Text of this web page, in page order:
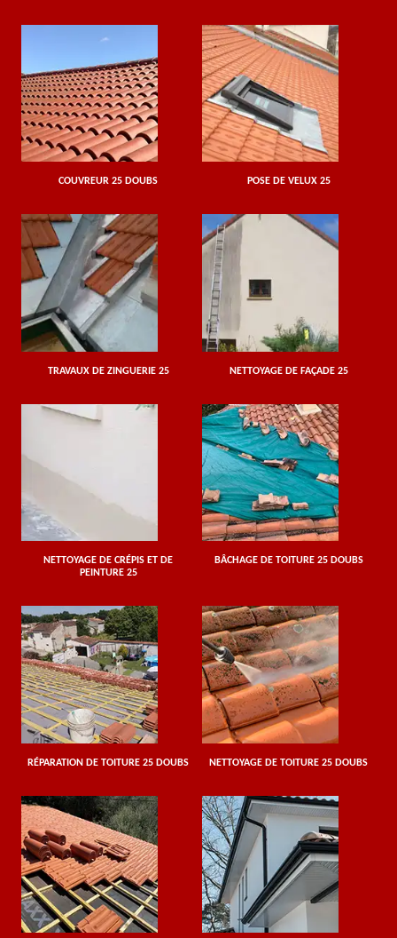
COUVREUR 25 DOUBS POSE DE VELUX 25
TRAVAUX DE ZINGUERIE 25 NETTOYAGE DE FAÇADE 25
NETTOYAGE DE CRÉPIS ET DE
PEINTURE 25
BÂCHAGE DE TOITURE 25 DOUBS
RÉPARATION DE TOITURE 25 DOUBS NETTOYAGE DE TOITURE 25 DOUBS